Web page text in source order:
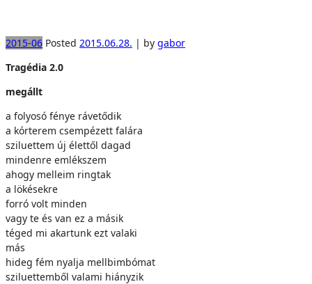
2015-06 Posted 2015.06.28. | by gabor
Tragédia 2.0
megállt
a folyosó fénye rávetődik
a kórterem csempézett falára
sziluettem új élettől dagad
mindenre emlékszem
ahogy melleim ringtak
a lökésekre
forró volt minden
vagy te és van ez a másik
téged mi akartunk ezt valaki
más
hideg fém nyalja mellbimbómat
sziluettemből valami hiányzik